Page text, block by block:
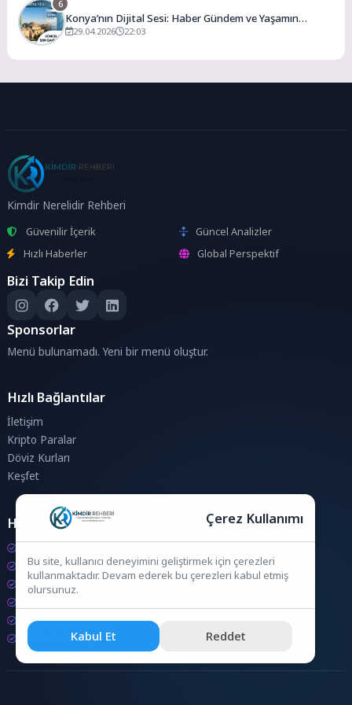
6
Konya’nın Dijital Sesi: Haber Gündem ve Yaşamın
Merkezi
29.04.2026 22:03
Kimdir Nerelidir Rehberi
Güvenilir İçerik
Güncel Analizler
Hızlı Haberler
Global Perspektif
Bizi Takip Edin
Sponsorlar
Menü bulunamadı. Yeni bir menü oluştur.
Hızlı Bağlantılar
İletişim
Kripto Paralar
Döviz Kurları
Keşfet
Hesaplamalar
Döviz Hesaplama
KDV Hesaplama
Zam Hesaplama
Bileşik Hesaplama
Çerez Kullanımı
Bu site, kullanıcı deneyimini geliştirmek için çerezleri
kullanmaktadır. Devam ederek bu çerezleri kabul etmiş
olursunuz.
Kabul Et Reddet